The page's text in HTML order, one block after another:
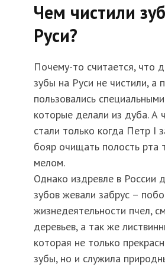
Чем чистили
Руси?
Почему-то считается, что
зубы на Руси не чистили, а
пользовались
которые делали из дуба. А
стали только когда Петр I
бояр очищать полость рта
мелом.
Однако издревле в России
зубов жевали забрус –
жизнедеятельности пчел,
деревьев, а так же
которая не только
зубы, но и служила